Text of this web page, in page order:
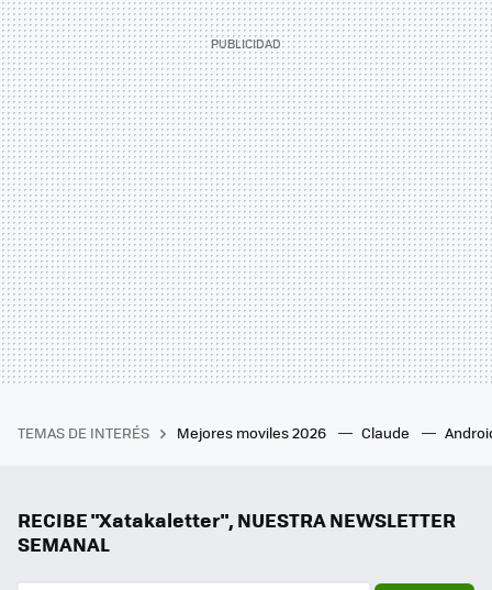
TEMAS DE INTERÉS Mejores moviles 2026 Claude
RECIBE "Xatakaletter", NUESTRA NEWSLETTER
SEMANAL